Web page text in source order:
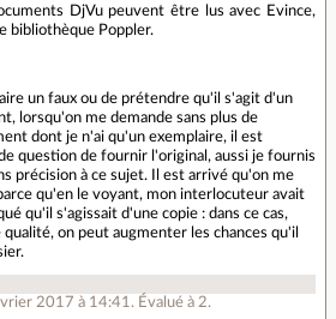
DjVu peuvent être lus avec Evince,
bibliothèque Poppler.
un faux ou de prétendre qu'il s'agit d'un
lorsqu'on me demande sans plus de
dont je n'ai qu'un exemplaire, il est
question de fournir l'original, aussi je fournis
précision à ce sujet. Il est arrivé qu'on me
qu'en le voyant, mon interlocuteur avait
qu'il s'agissait d'une copie : dans ce cas,
on peut augmenter les chances qu'il
2017 à 14:41 . Évalué à 2.